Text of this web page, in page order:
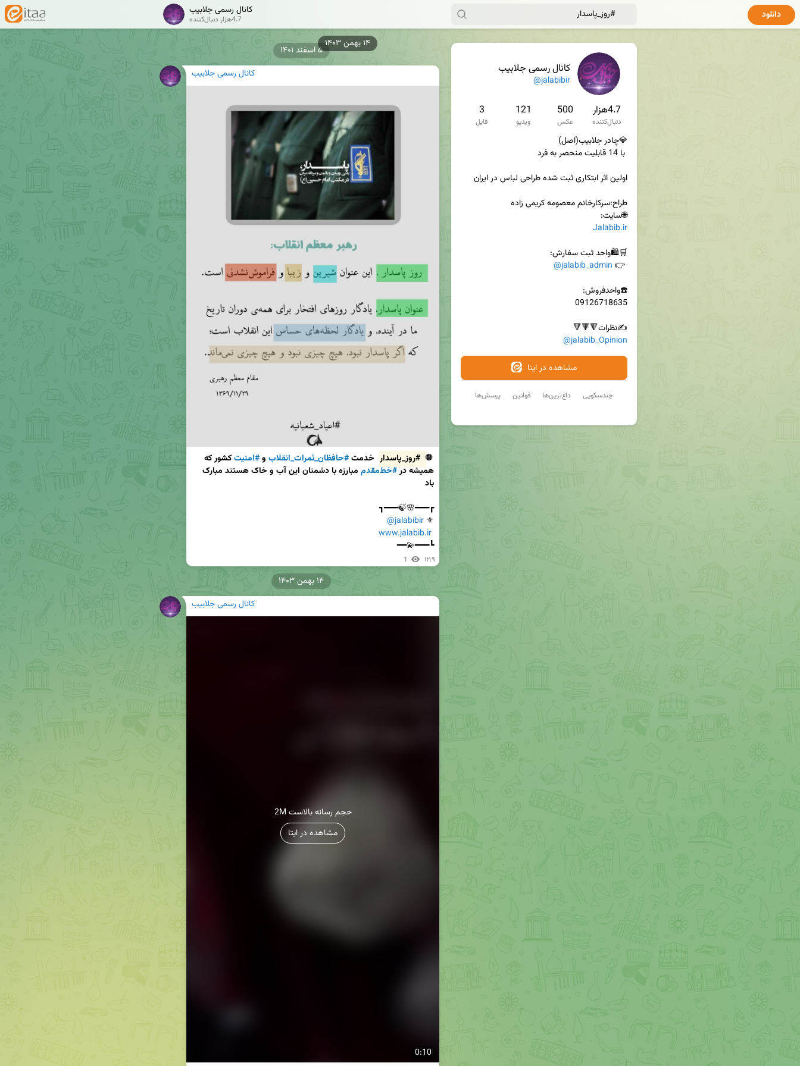
کانال رسمی جلابیب
@jalabibir
4.7هزار
دنبال‌کننده
500
عکس
121
ویدیو
3
فایل
🌐سایت:
Jalabib.ir
@jalabib_admin
✍نظرات🔻🔻🔻
@jalabib_Opinion
مشاهده در ایتا
پرسش‌ها قوانین داغ‌ترین‌ها چندسکویی
کانال رسمی جلابیب
4.7هزار دنبال‌کننده دانلود
کانال رسمی جلابیب
🌐 #روز_پاسدار خدمت #حافظان_ثمرات_انقلاب و #امنیت
همیشه در #خط‌مقدم
باد
⚜
@jalabibir
www.jalabib.ir
┗━━━💫━━
1 ۱۲:۹
۵ اسفند ۱۴۰۱
کانال رسمی جلابیب
0:10
2M حجم رسانه بالاست
مشاهده در ایتا
۱۴ بهمن ۱۴۰۳